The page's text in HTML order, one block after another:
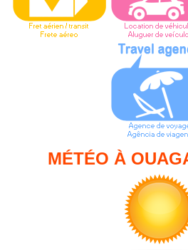
MÉTÉO À